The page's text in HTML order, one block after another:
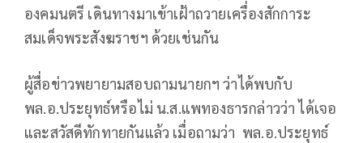
องคมนตรี เดินทางมาเข้าเฝ้าถวายเครื่องสักการะ
สมเด็จพระสังฆราชฯ ด้วยเช่นกัน
ผู้สื่อข่าวพยายามสอบถามนายกฯ ว่าได้พบกับ
พล.อ.ประยุทธ์หรือไม่ น.ส.แพทองธารกล่าวว่า ได้เจอ
และสวัสดีทักทายกันแล้ว เมื่อถามว่า พล.อ.ประยุทธ์